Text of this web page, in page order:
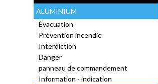
ALUMINIUM
Évacuation
Prévention incendie
Interdiction
Danger
panneau de commandement
Information - indication